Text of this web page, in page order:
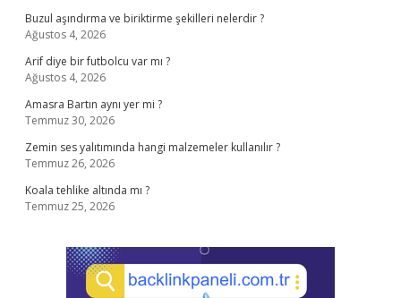
Buzul aşındırma ve biriktirme şekilleri nelerdir ?
Ağustos 4, 2026
Arif diye bir futbolcu var mı ?
Ağustos 4, 2026
Amasra Bartın aynı yer mi ?
Temmuz 30, 2026
Zemin ses yalıtımında hangi malzemeler kullanılır ?
Temmuz 26, 2026
Koala tehlike altında mı ?
Temmuz 25, 2026